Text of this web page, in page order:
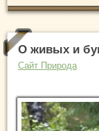
О живых и
Сайт Природа